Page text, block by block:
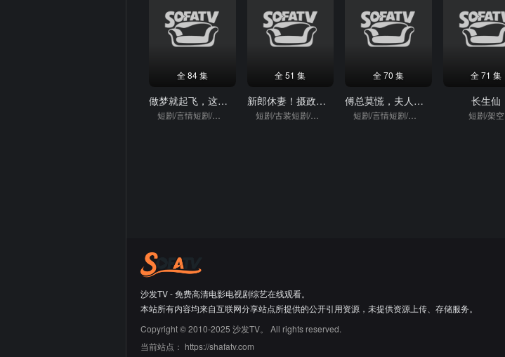
全 84 集
做梦就起飞，这梦不敢做了
短剧/言情短剧/逆袭
全 51 集
新郎休妻！摄政王十里红妆求娶
短剧/古装短剧/架空
全 70 集
傅总莫慌，夫人坚决不离婚了
短剧/言情短剧/重生
全 71 集
长生仙
短剧/架空
沙发TV - 免费高清电影电视剧综艺在线观看。
本站所有内容均来自互联网分享站点所提供的公开引用资源，未提供资源上传、存储服务。
Copyright © 2010-2025 沙发TV。 All rights reserved.
当前站点： https://shafatv.com